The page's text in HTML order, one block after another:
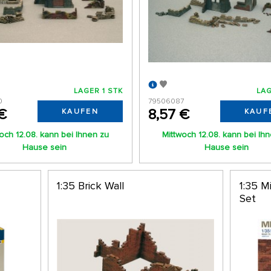
LAGER 1 STK
KAUFEN
12.08. kann bei Ihnen zu
Hause sein
79506087
8,57 €
Mittwoch 12.08. kann bei
Hause sein
1:35 Brick Wall
1:35
Set